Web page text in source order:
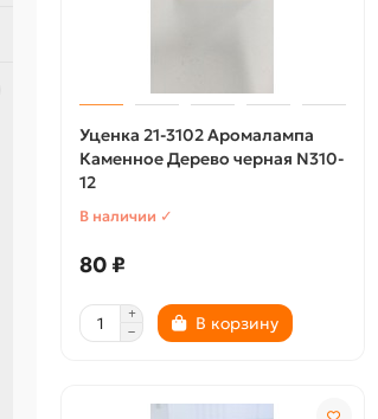
Уценка 21-3102 Аромалампа
Каменное Дерево черная N310-
12
В наличии ✓
80 ₽
В корзину